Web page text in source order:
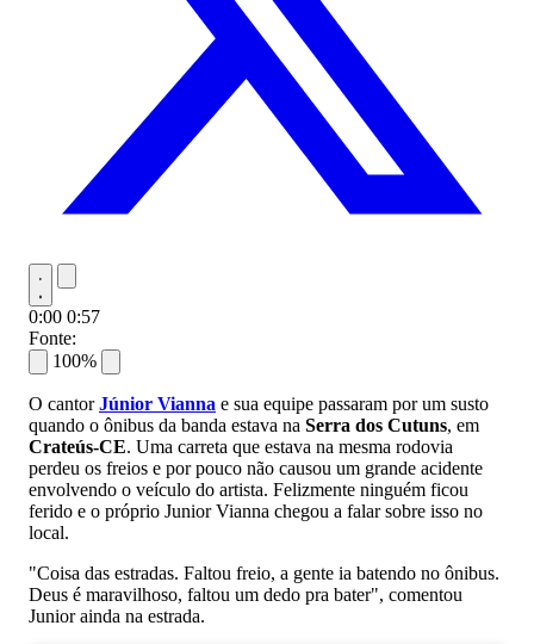
0:00 0:57
Fonte:
100%
O cantorJúnior Vianna e sua equipe passaram por um susto
quando o ônibus da banda estava na Serra dos Cutuns, em
Crateús-CE. Uma carreta que estava na mesma rodovia
perdeu os freios e por pouco não causou um grande acidente
envolvendo o veículo do artista. Felizmente ninguém ficou
ferido e o próprio Junior Vianna chegou a falar sobre isso no
local.
"Coisa das estradas. Faltou freio, a gente ia batendo no ônibus.
Deus é maravilhoso, faltou um dedo pra bater", comentou
Junior ainda na estrada.